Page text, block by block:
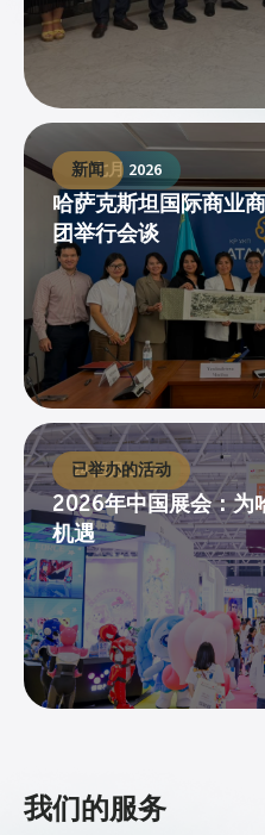
新闻
27 七月 2026
哈萨克斯坦国际商业
团举行会谈
已举办的活动
24 四月 2026
2026年中国展会：为
机遇
我们的服务